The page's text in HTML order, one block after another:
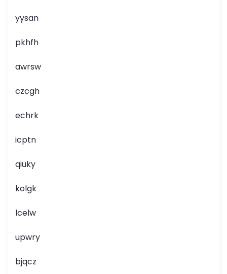
yysan
pkhfh
awrsw
czcgh
echrk
icptn
qiuky
kolgk
lcelw
upwry
bjqcz